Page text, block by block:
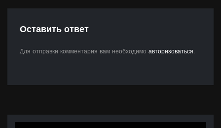
Оставить ответ
Для отправки комментария вам необходимо авторизоваться.